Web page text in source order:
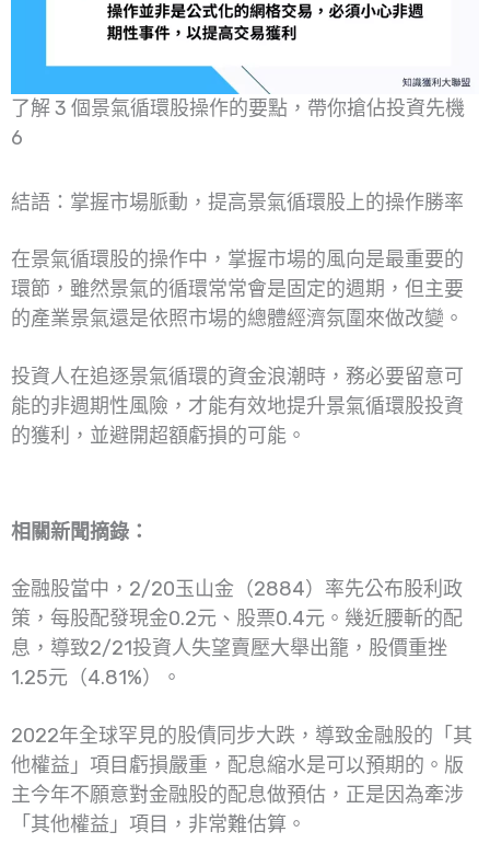
了解 3 個景氣循環股操作的要點，帶你搶佔投資先機
6
結語：掌握市場脈動，提高景氣循環股上的操作勝率
在景氣循環股的操作中，掌握市場的風向是最重要的
環節，雖然景氣的循環常常會是固定的週期，但主要
的產業景氣還是依照市場的總體經濟氛圍來做改變。
投資人在追逐景氣循環的資金浪潮時，務必要留意可
能的非週期性風險，才能有效地提升景氣循環股投資
的獲利，並避開超額虧損的可能。
相關新聞摘錄：
金融股當中，2/20玉山金（2884）率先公布股利政
策，每股配發現金0.2元、股票0.4元。幾近腰斬的配
息，導致2/21投資人失望賣壓大舉出籠，股價重挫
1.25元（4.81%）。
2022年全球罕見的股債同步大跌，導致金融股的「其
他權益」項目虧損嚴重，配息縮水是可以預期的。版
主今年不願意對金融股的配息做預估，正是因為牽涉
「其他權益」項目，非常難估算。